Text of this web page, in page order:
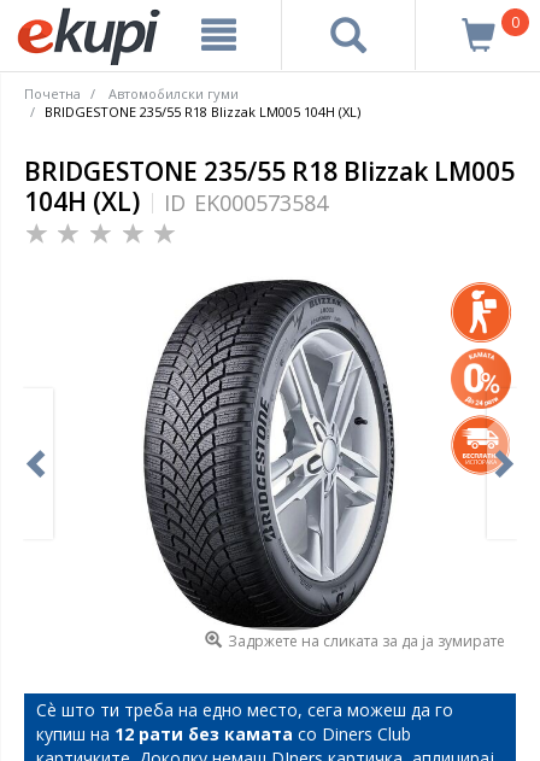
0
Почетна
Автомобилски гуми
BRIDGESTONE 235/55 R18 Blizzak LM005 104H (XL)
BRIDGESTONE 235/55 R18 Blizzak LM005
104H (XL)
ID EK000573584
Задржете на сликата за да ја зумирате
Сѐ што ти треба на едно место, сега можеш да го
купиш на 12 рати без камата со Diners Club